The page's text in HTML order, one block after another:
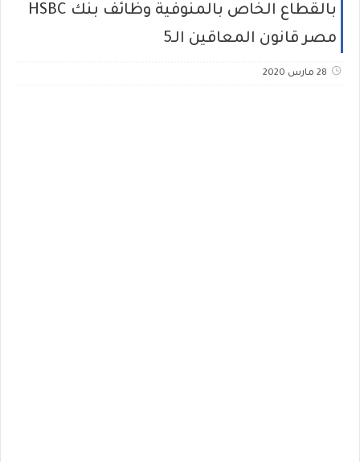
بالقطاع الخاص بالمنوفية وظائف بنك HSBC
مصر قانون المعاقين الـ5
28 مارس 2020